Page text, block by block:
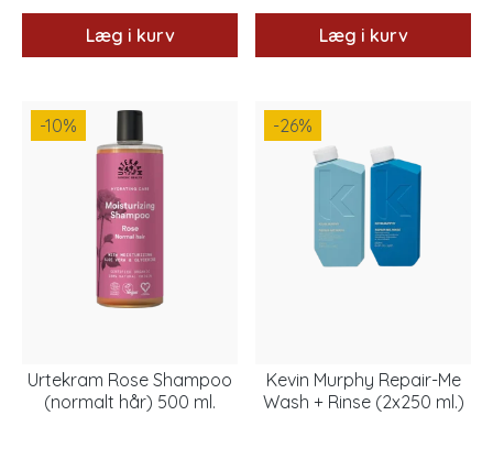
Læg i kurv Læg i kurv
-10%
Urtekram Rose Shampoo
(normalt hår) 500 ml.
-26%
Kevin Murphy Repair-Me
Wash + Rinse (2x250 ml.)